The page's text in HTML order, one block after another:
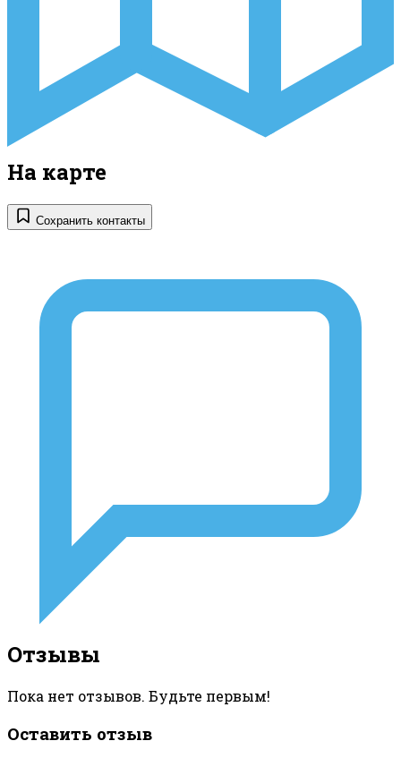
На карте
Сохранить контакты
Отзывы
Пока нет отзывов. Будьте первым!
Оставить отзыв